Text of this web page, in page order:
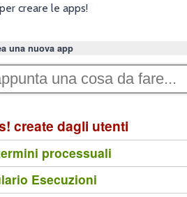
creare le apps!
una nuova app
create dagli utenti
processuali
Esecuzioni